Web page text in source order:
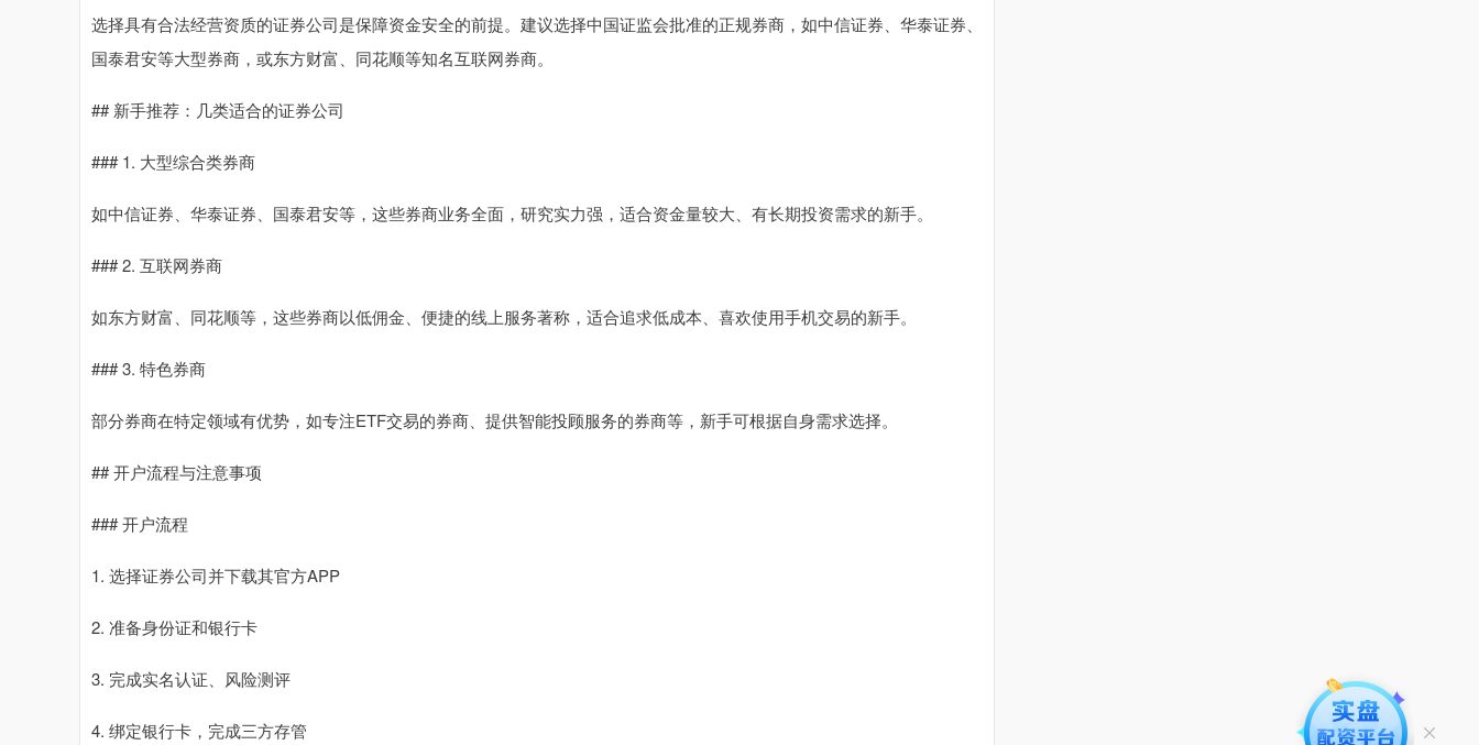
选择具有合法经营资质的证券公司是保障资金安全的前提。建议选择中国证监会批准的正规券商，如中信证券、华泰证券、
国泰君安等大型券商，或东方财富、同花顺等知名互联网券商。
## 新手推荐：几类适合的证券公司
### 1. 大型综合类券商
如中信证券、华泰证券、国泰君安等，这些券商业务全面，研究实力强，适合资金量较大、有长期投资需求的新手。
### 2. 互联网券商
如东方财富、同花顺等，这些券商以低佣金、便捷的线上服务著称，适合追求低成本、喜欢使用手机交易的新手。
### 3. 特色券商
部分券商在特定领域有优势，如专注ETF交易的券商、提供智能投顾服务的券商等，新手可根据自身需求选择。
## 开户流程与注意事项
### 开户流程
1. 选择证券公司并下载其官方APP
2. 准备身份证和银行卡
3. 完成实名认证、风险测评
4. 绑定银行卡，完成三方存管